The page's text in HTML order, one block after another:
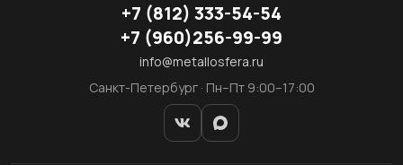
+7 (812) 333-54-54
+7 (960)256-99-99
info@metallosfera.ru
Санкт-Петербург · Пн–Пт 9:00–17:00